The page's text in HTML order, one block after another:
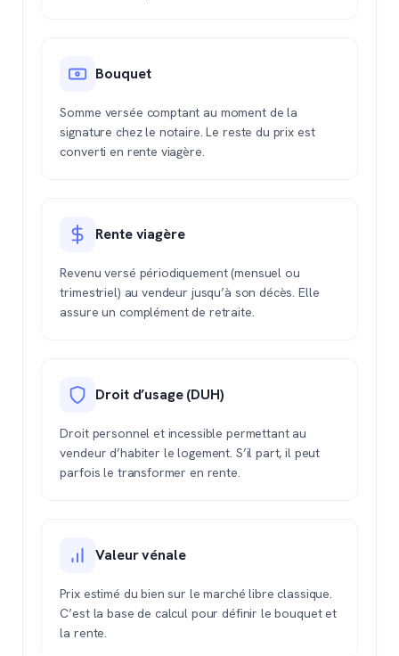
Bouquet
Somme versée comptant au moment de la
signature chez le notaire. Le reste du prix est
converti en rente viagère.
Rente viagère
Revenu versé périodiquement (mensuel ou
trimestriel) au vendeur jusqu’à son décès. Elle
assure un complément de retraite.
Droit d’usage (DUH)
Droit personnel et incessible permettant au
vendeur d’habiter le logement. S’il part, il peut
parfois le transformer en rente.
Valeur vénale
Prix estimé du bien sur le marché libre classique.
C’est la base de calcul pour définir le bouquet et
la rente.